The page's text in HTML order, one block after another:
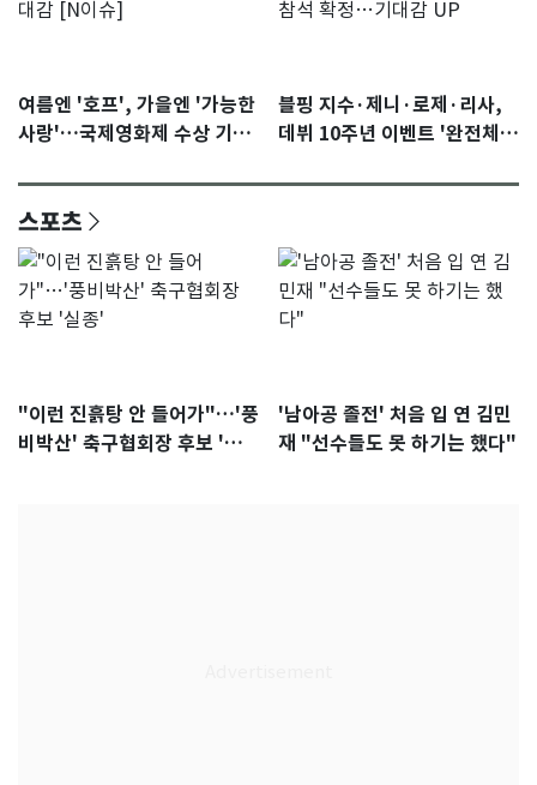
여름엔 '호프', 가을엔 '가능한
사랑'…국제영화제 수상 기대
블핑 지수·제니·로제·리사,
데뷔 10주년 이벤트 '완전체'
스포츠
"이런 진흙탕 안 들어가"…'풍
비박산' 축구협회장 후보 '실
'남아공 졸전' 처음 입 연 김민
재 "선수들도 못 하기는 했다"